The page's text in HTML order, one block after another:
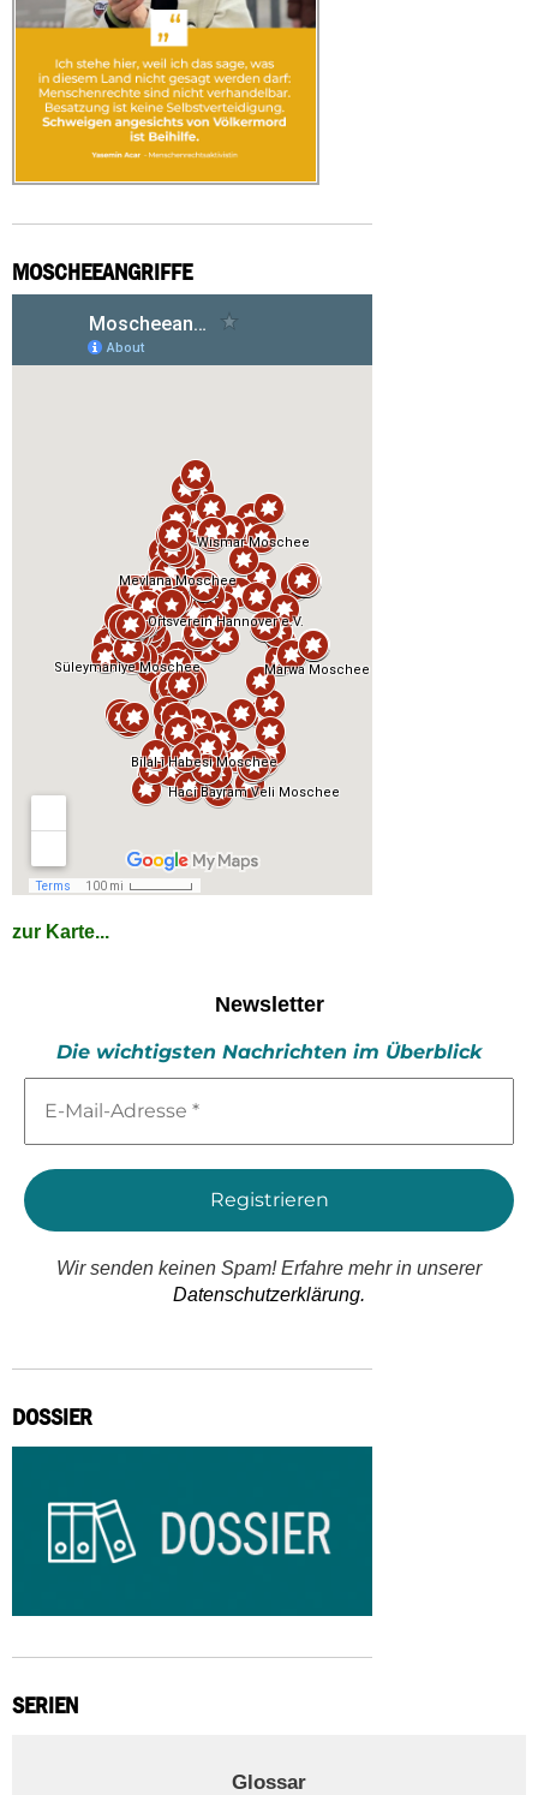
MOSCHEEANGRIFFE
zur Karte...
Newsletter
Die wichtigsten Nachrichten im Überblick
Mail-
*
Wir senden keinen Spam! Erfahre mehr in unserer
Datenschutzerklärung.
DOSSIER
SERIEN
Glossar